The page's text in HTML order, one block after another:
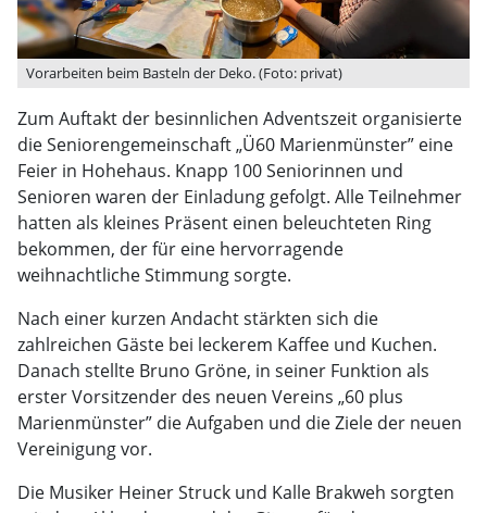
Vorarbeiten beim Basteln der Deko. (Foto: privat)
Zum Auftakt der besinnlichen Adventszeit organisierte
die Seniorengemeinschaft „Ü60 Marienmünster” eine
Feier in Hohehaus. Knapp 100 Seniorinnen und
Senioren waren der Einladung gefolgt. Alle Teilnehmer
hatten als kleines Präsent einen beleuchteten Ring
bekommen, der für eine hervorragende
weihnachtliche Stimmung sorgte.
Nach einer kurzen Andacht stärkten sich die
zahlreichen Gäste bei leckerem Kaffee und Kuchen.
Danach stellte Bruno Gröne, in seiner Funktion als
erster Vorsitzender des neuen Vereins „60 plus
Marienmünster” die Aufgaben und die Ziele der neuen
Vereinigung vor.
Die Musiker Heiner Struck und Kalle Brakweh sorgten